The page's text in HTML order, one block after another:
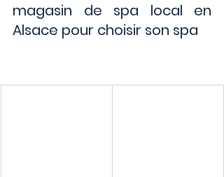
magasin de spa local en
Alsace pour choisir son spa